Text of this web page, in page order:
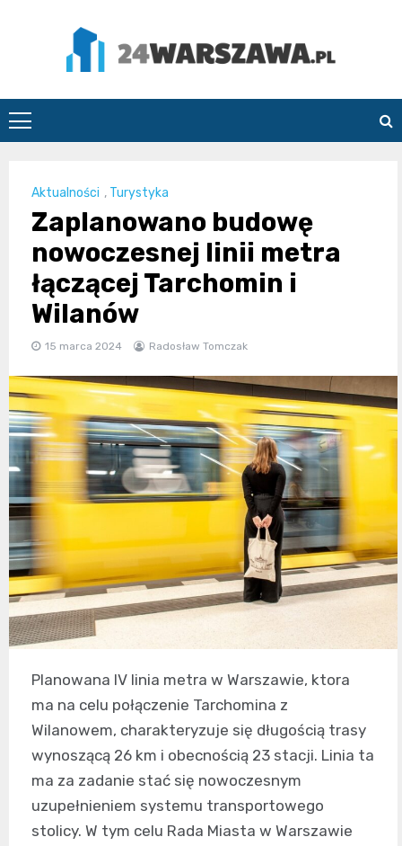
24Warszawa.pl
Aktualności , Turystyka
Zaplanowano budowę
nowoczesnej linii metra
łączącej Tarchomin i
Wilanów
15 marca 2024 Radosław Tomczak
Planowana IV linia metra w Warszawie, ktora
ma na celu połączenie Tarchomina z
Wilanowem, charakteryzuje się długością trasy
wynoszącą 26 km i obecnością 23 stacji. Linia ta
ma za zadanie stać się nowoczesnym
uzupełnieniem systemu transportowego
stolicy. W tym celu Rada Miasta w Warszawie